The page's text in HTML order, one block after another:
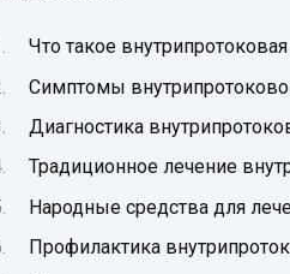
Что такое
Симптомы
Диагностика
Традиционное лечение
Народные средства для
Профилактика